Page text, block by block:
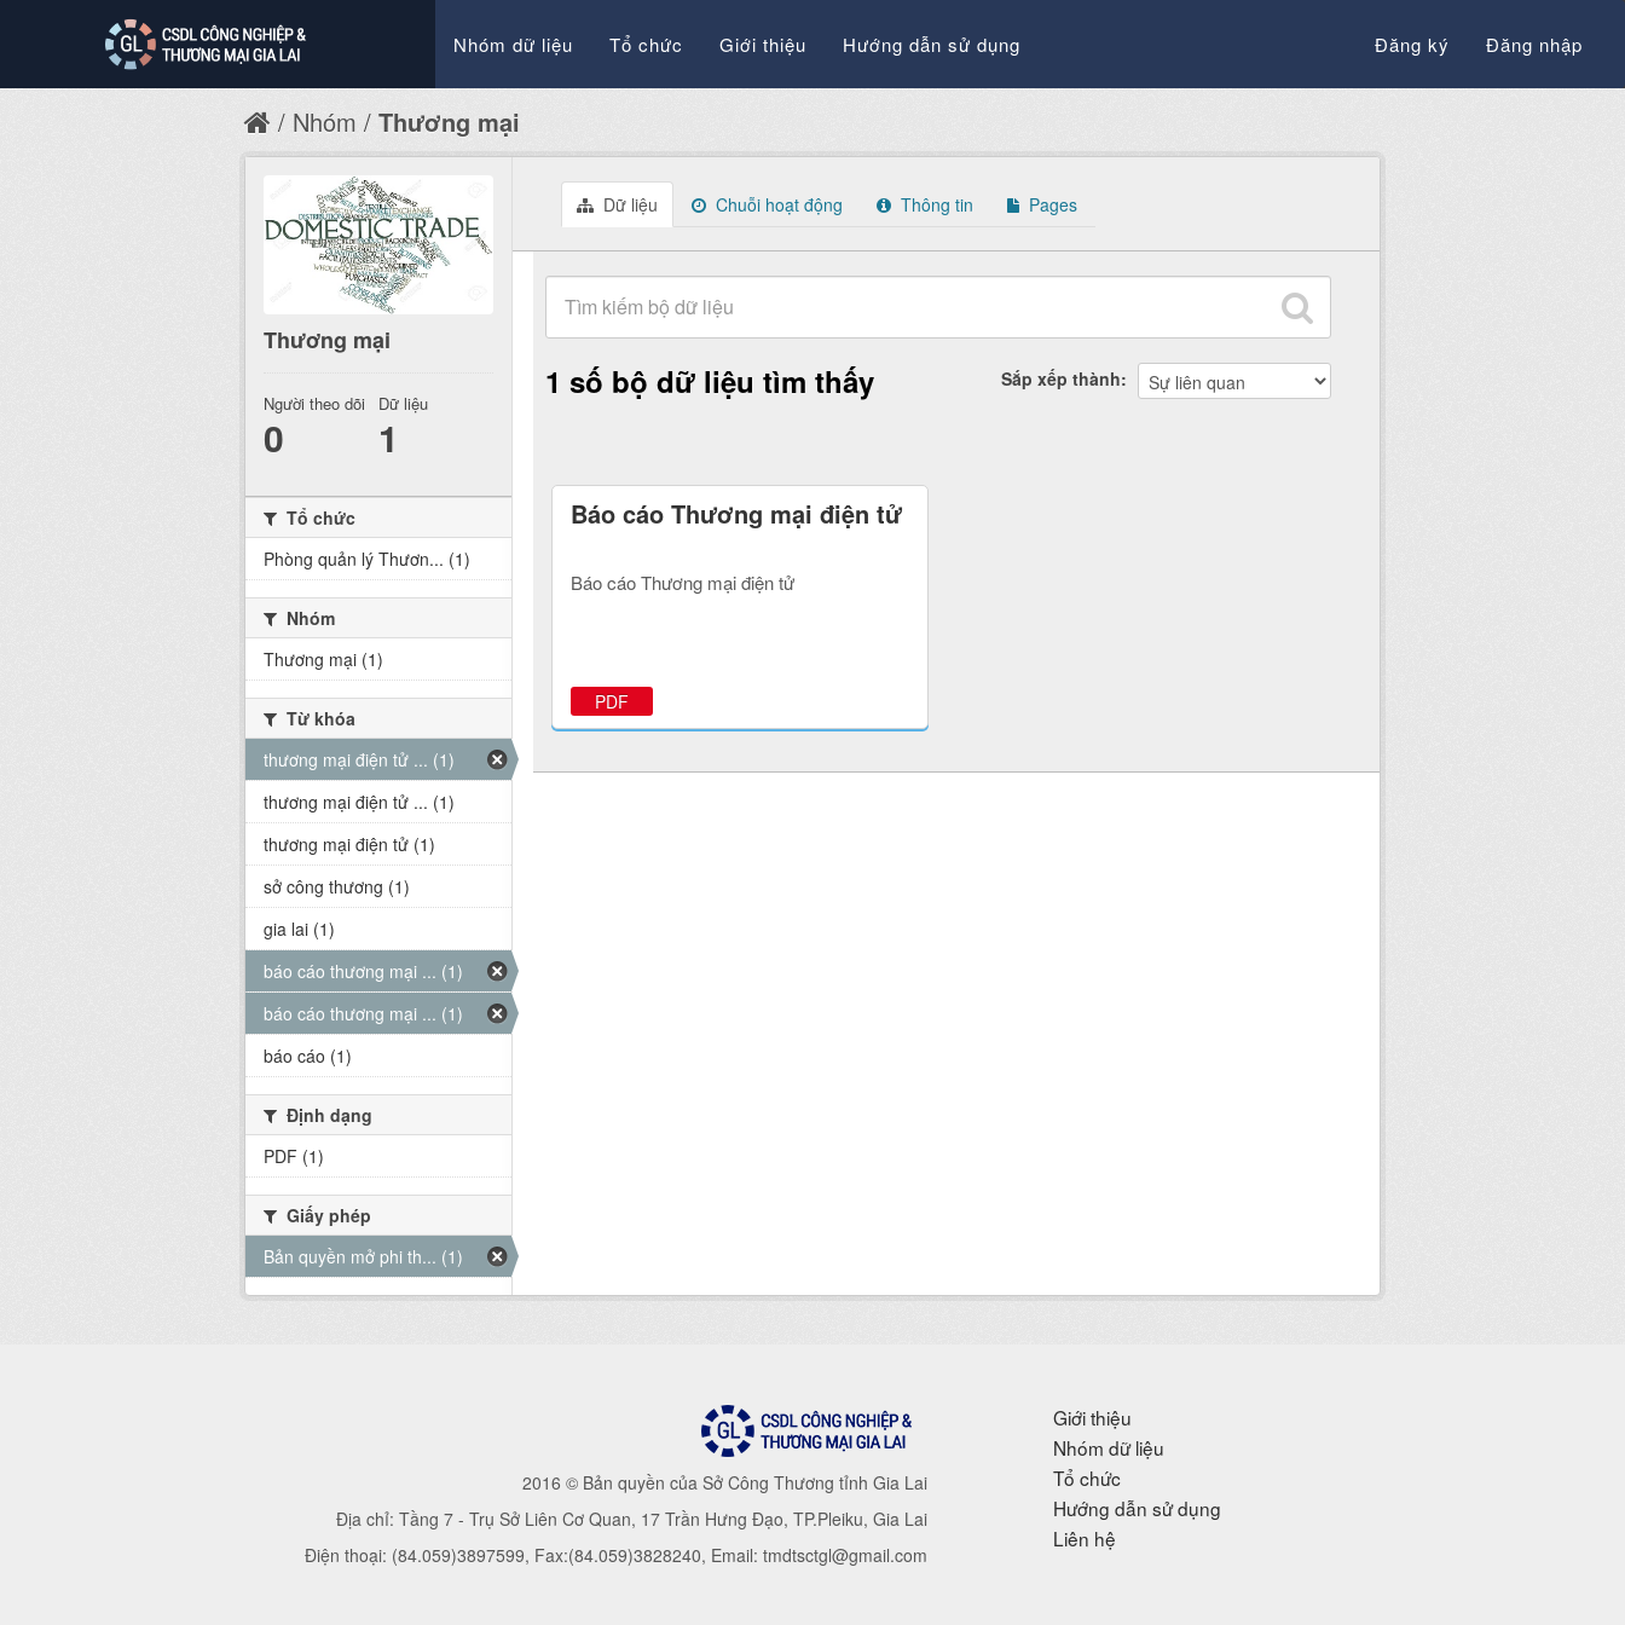
Nhóm dữ liệu Tổ chức Giới thiệu Hướng dẫn sử dụng Đăng ký Đăng nhập
Nhóm Thương mại
Dữ liệu Chuỗi hoạt động Thông tin Pages
Sắp xếp thành
1 số bộ dữ liệu tìm thấy
Báo cáo Thương mại điện tử
Báo cáo Thương mại điện tử
PDF
Thương mại
Người theo dõi
0
Dữ liệu
1
Tổ chức
Phòng quản lý Thươn... (1)
Nhóm
Thương mại (1)
Từ khóa
thương mại điện tử ... (1)
thương mại điện tử ... (1)
thương mại điện tử (1)
sở công thương (1)
gia lai (1)
báo cáo thương mại ... (1)
báo cáo thương mại ... (1)
báo cáo (1)
Định dạng
PDF (1)
Giấy phép
Bản quyền mở phi th... (1)
2016 © Bản quyền của Sở Công Thương tỉnh Gia Lai
Địa chỉ: Tầng 7 - Trụ Sở Liên Cơ Quan, 17 Trần Hưng Đạo, TP.Pleiku, Gia Lai
Điện thoại: (84.059)3897599, Fax:(84.059)3828240, Email: tmdtsctgl@gmail.com
Giới thiệu
Nhóm dữ liệu
Tổ chức
Hướng dẫn sử dụng
Liên hệ